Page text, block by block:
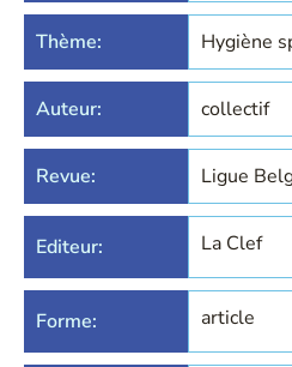
Thème: Hygiène
Auteur: collectif
Revue: Ligue
Editeur: La Clef
Forme: article